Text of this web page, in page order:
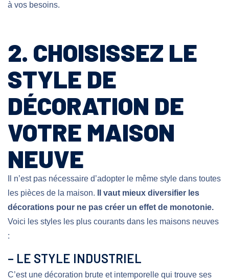
à vos besoins.
2. CHOISISSEZ LE
STYLE DE
DÉCORATION DE
VOTRE MAISON
NEUVE
Il n’est pas nécessaire d’adopter le même style dans toutes
les pièces de la maison.
Il vaut mieux diversifier les
décorations pour ne pas créer un effet de monotonie.
Voici les styles les plus courants dans les maisons neuves
:
– LE STYLE INDUSTRIEL
C’est une décoration brute et intemporelle qui trouve ses